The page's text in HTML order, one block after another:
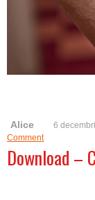
Alice 6
Comment
Download –